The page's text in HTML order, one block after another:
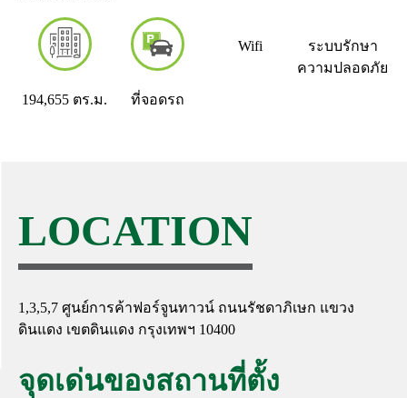
194,655 ตร.ม. ที่จอดรถ
Wifi
ระบบรักษา
ความปลอดภัย
LOCATION
1,3,5,7 ศูนย์การค้าฟอร์จูนทาวน์ ถนนรัชดาภิเษก แขวง
ดินแดง เขตดินแดง กรุงเทพฯ 10400
จุดเด่นของสถานที่ตั้ง